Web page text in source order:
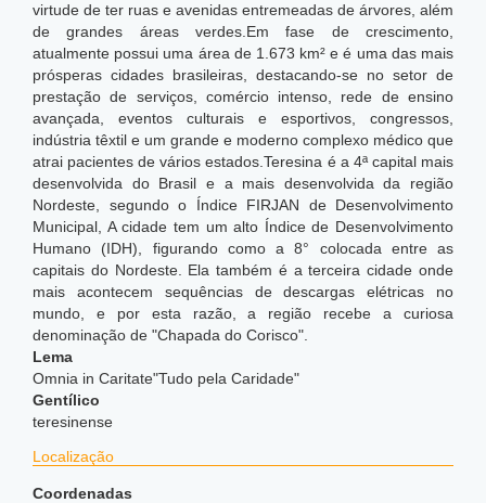
virtude de ter ruas e avenidas entremeadas de árvores, além
de grandes áreas verdes.Em fase de crescimento,
atualmente possui uma área de 1.673 km² e é uma das mais
prósperas cidades brasileiras, destacando-se no setor de
prestação de serviços, comércio intenso, rede de ensino
avançada, eventos culturais e esportivos, congressos,
indústria têxtil e um grande e moderno complexo médico que
atrai pacientes de vários estados.Teresina é a 4ª capital mais
desenvolvida do Brasil e a mais desenvolvida da região
Nordeste, segundo o Índice FIRJAN de Desenvolvimento
Municipal, A cidade tem um alto Índice de Desenvolvimento
Humano (IDH), figurando como a 8° colocada entre as
capitais do Nordeste. Ela também é a terceira cidade onde
mais acontecem sequências de descargas elétricas no
mundo,
e por esta razão, a região recebe a curiosa
denominação de "Chapada do Corisco".
Lema
Omnia in Caritate"Tudo pela Caridade"
Gentílico
teresinense
Localização
Coordenadas